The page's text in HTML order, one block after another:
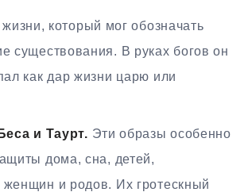
который мог обозначать
существования. В руках богов он
как дар жизни царю или
и Таурт. Эти образы особенно
дома, сна, детей,
и родов. Их гротескный